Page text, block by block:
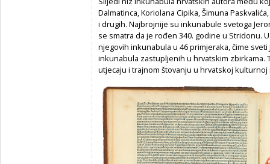
Dalmatinca, Koriolana Cipika, Šimuna
i drugih. Najbrojnije su inkunabule svetoga
se smatra da je rođen 340. godine u Stridonu.
njegovih inkunabula u 46 primjeraka, čime
inkunabula zastupljenih u hrvatskim zbirkama.
utjecaju i trajnom štovanju u hrvatskoj